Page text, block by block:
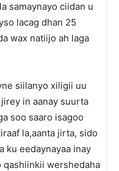
samaynayo ciidan u
lacag dhan 25
wax natiijo ah laga
siilanyo xiligii uu
in aanay suurta
soo saaro isagoo
la,aanta jirta, sido
ku eedaynayaa inay
qashiinkii wershedaha